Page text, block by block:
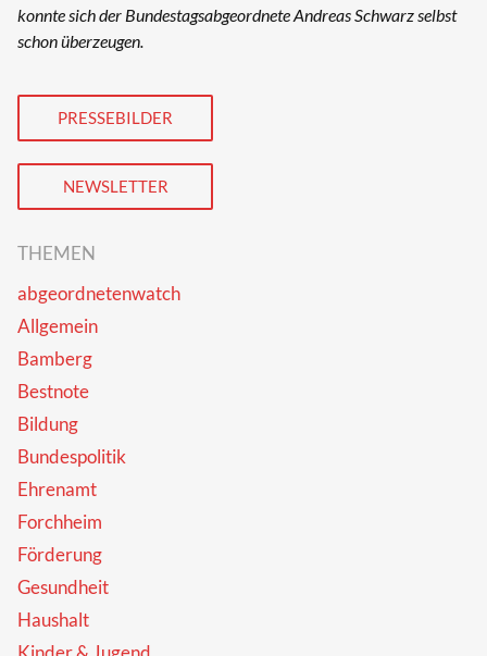
konnte sich der Bundestagsabgeordnete Andreas Schwarz selbst
schon überzeugen.
PRESSEBILDER
NEWSLETTER
THEMEN
abgeordnetenwatch
Allgemein
Bamberg
Bestnote
Bildung
Bundespolitik
Ehrenamt
Forchheim
Förderung
Gesundheit
Haushalt